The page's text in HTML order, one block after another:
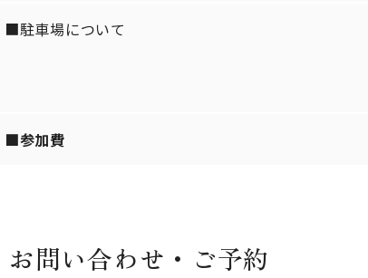
■駐車場について
■参加費
お問い合わせ・ご予約